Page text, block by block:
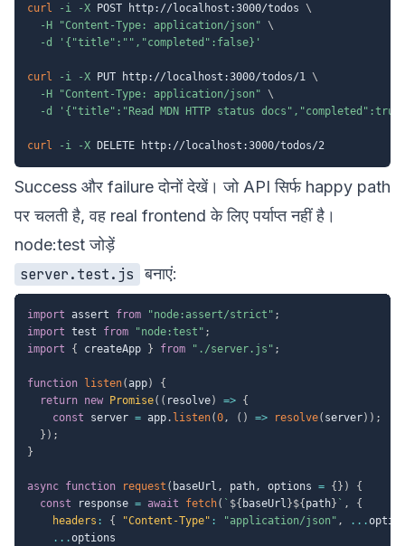
curl -i -X POST http://localhost:3000/todos \
-H
"Content-Type: application/json" \
-d
'{"title":"","completed":false}'
curl -i -X PUT http://localhost:3000/todos/1 \
-H
"Content-Type: application/json" \
-d
'{"title":"Read MDN HTTP status
curl -i -X
Success और failure दोनों देखें। जो API सिर्फ happy path
पर चलती है, वह real frontend के लिए पर्याप्त नहीं है।
node:test जोड़ें
server.test.js बनाएं:
import assert from "node:assert/strict" ;
import test from "node:test" ;
import
{ createApp } from "./server.js" ;
function listen(app)
{
return new Promise( ( resolve) => {
const server = app. listen(0, ( ) => resolve( server) ) ;
} ) ;
}
async function request ( baseUrl , path, options = { } )
{
const response = await fetch( ` ${ baseUrl }${ path} ` ,
{
headers : { "Content-Type" : "application/json" , ...
...options